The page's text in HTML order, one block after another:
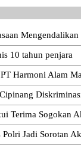
Mengendalikan
10 tahun penjara
Harmoni Alam
Terima Sogokan
Jadi Sorotan